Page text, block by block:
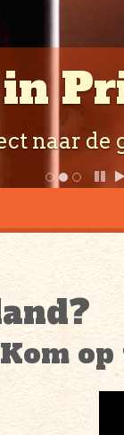
een manier
Kom